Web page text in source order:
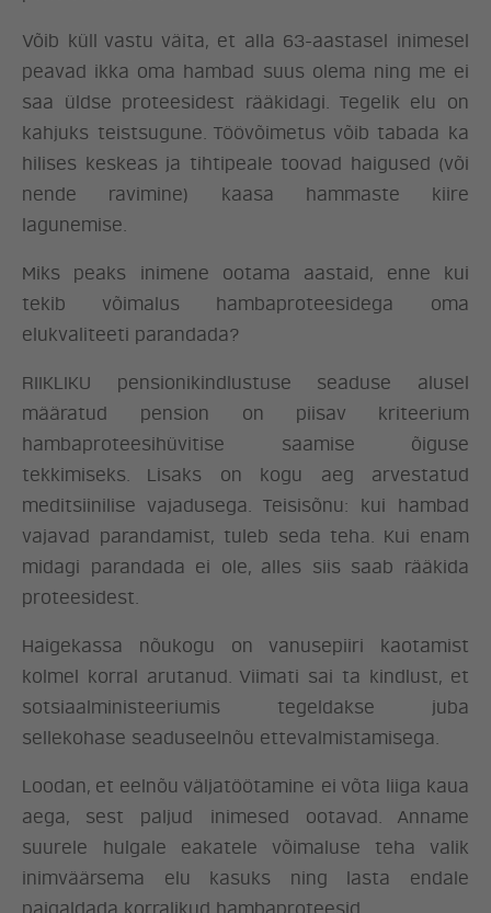
Võib küll vastu väita, et alla 63-aastasel inimesel
peavad ikka oma hambad suus olema ning me ei
saa üldse proteesidest rääkidagi. Tegelik elu on
kahjuks teistsugune. Töövõimetus võib tabada ka
hilises keskeas ja tihtipeale toovad haigused (või
nende ravimine) kaasa hammaste kiire
lagunemise.
Miks peaks inimene ootama aastaid, enne kui
tekib võimalus hambaproteesidega oma
elukvaliteeti parandada?
RIIKLIKU pensionikindlustuse seaduse alusel
määratud pension on piisav kriteerium
hambaproteesihüvitise saamise õiguse
tekkimiseks. Lisaks on kogu aeg arvestatud
meditsiinilise vajadusega. Teisisõnu: kui hambad
vajavad parandamist, tuleb seda teha. Kui enam
midagi parandada ei ole, alles siis saab rääkida
proteesidest.
Haigekassa nõukogu on vanusepiiri kaotamist
kolmel korral arutanud. Viimati sai ta kindlust, et
sotsiaalministeeriumis tegeldakse juba
sellekohase seaduseelnõu ettevalmistamisega.
Loodan, et eelnõu väljatöötamine ei võta liiga kaua
aega, sest paljud inimesed ootavad. Anname
suurele hulgale eakatele võimaluse teha valik
inimväärsema elu kasuks ning lasta endale